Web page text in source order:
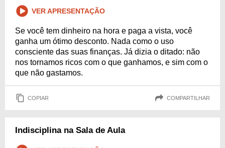
VER APRESENTAÇÃO
Se você tem dinheiro na hora e paga a vista, você
ganha um ótimo desconto. Nada como o uso
consciente das suas finanças. Já dizia o ditado: não
nos tornamos ricos com o que ganhamos, e sim com o
que não gastamos.
COPIAR COMPARTILHAR
Indisciplina na Sala de Aula